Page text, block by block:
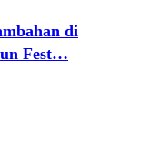
di
Fest…